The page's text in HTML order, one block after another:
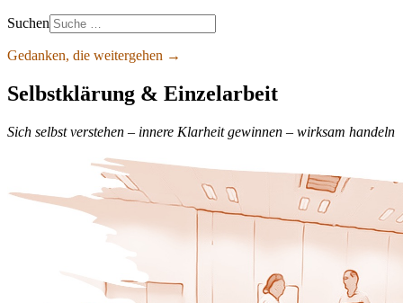
Suchen
Gedanken, die weitergehen →
Selbstklärung & Einzelarbeit
Sich selbst verstehen – innere Klarheit gewinnen – wirksam handeln